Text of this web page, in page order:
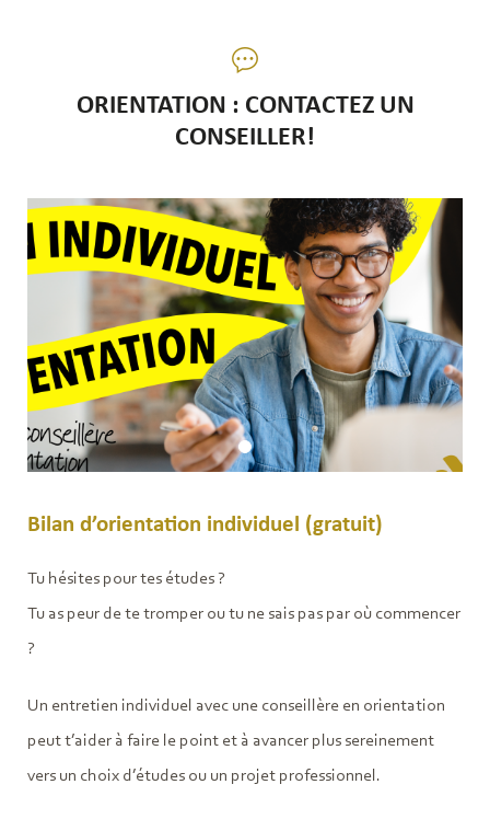
ORIENTATION : CONTACTEZ UN
CONSEILLER!
Bilan d’orientation individuel (gratuit)
Tu hésites pour tes études ?
Tu as peur de te tromper ou tu ne sais pas par où commencer
?
Un entretien individuel avec une conseillère en orientation
peut t’aider à faire le point et à avancer plus sereinement
vers un choix d’études ou un projet professionnel.